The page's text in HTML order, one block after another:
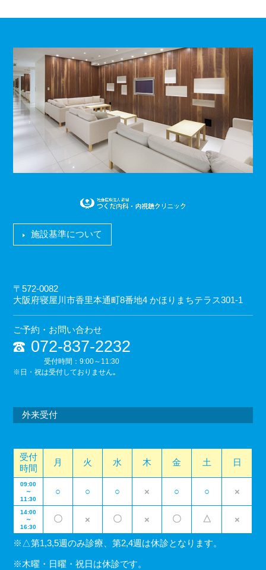
施設基準について
〒572-0082
大阪府寝屋川市香里本通町8番地4 かほりまちテラス301-1
ご予約・お問い合わせ
072-837-2232
受付時間：9:00～11:30
※日・祝は受付しておりません｡
外来受付
受付
時間
月 火 水 木 金 土 日
09:00
～
11:30
○ ○ ○ × ○ ○ ×
14:00
～
16:30
〇 × 〇 × 〇 △ ×
※△第1,3,5週のみ診療、第2,4週は休診となります。
※木曜・日曜・祝日は休診です。